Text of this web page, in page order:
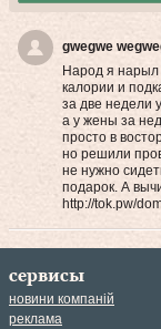
gwegwe
Народ я нарыл
калории и
за две недели
а у жены за
просто в
но решили
не нужно
подарок. А
http://tok.pw/
сервисы
новини компаній
реклама